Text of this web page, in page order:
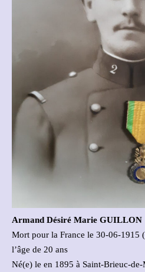
Armand Désiré Marie GUILLON
Mort pour la France le 30-06-1915
l’âge de 20 ans
Né(e) le en 1895 à Saint-Brieuc-